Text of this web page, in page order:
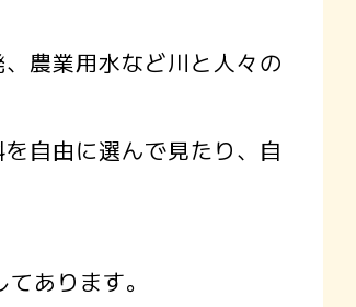
農業用水など川と人々の
自由に選んで見たり、自
あります。